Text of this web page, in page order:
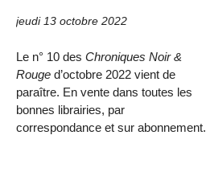
jeudi 13 octobre 2022
Le n° 10 des Chroniques Noir &
Rouge d’octobre 2022 vient de
paraître. En vente dans toutes les
bonnes librairies, par
correspondance et sur abonnement.